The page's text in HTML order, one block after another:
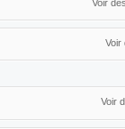
Voir
Voir
Voir